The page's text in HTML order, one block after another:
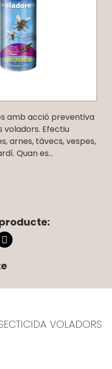
amb acció preventiva
Efectiu
arnes, tàvecs, vespes,
Quan es...
VOLADORS